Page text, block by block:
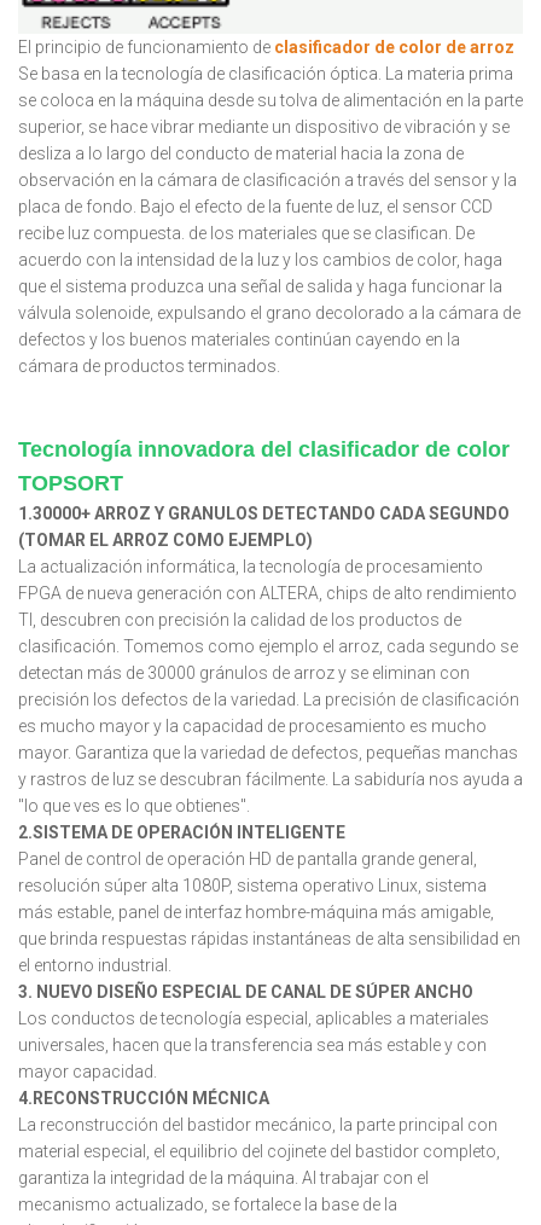
El principio de funcionamiento de clasificador de color de arroz
Se basa en la tecnología de clasificación óptica. La materia prima
se coloca en la máquina desde su tolva de alimentación en la parte
superior, se hace vibrar mediante un dispositivo de vibración y se
desliza a lo largo del conducto de material hacia la zona de
observación en la cámara de clasificación a través del sensor y la
placa de fondo. Bajo el efecto de la fuente de luz, el sensor CCD
recibe luz compuesta. de los materiales que se clasifican. De
acuerdo con la intensidad de la luz y los cambios de color, haga
que el sistema produzca una señal de salida y haga funcionar la
válvula solenoide, expulsando el grano decolorado a la cámara de
defectos y los buenos materiales continúan cayendo en la
cámara de productos terminados.
Tecnología innovadora del clasificador de color
TOPSORT
1.30000+ ARROZ Y GRANULOS DETECTANDO CADA SEGUNDO
(TOMAR EL ARROZ COMO EJEMPLO)
La actualización informática, la tecnología de procesamiento
FPGA de nueva generación con ALTERA, chips de alto rendimiento
TI, descubren con precisión la calidad de los productos de
clasificación. Tomemos como ejemplo el arroz, cada segundo se
detectan más de 30000 gránulos de arroz y se eliminan con
precisión los defectos de la variedad. La precisión de clasificación
es mucho mayor y la capacidad de procesamiento es mucho
mayor. Garantiza que la variedad de defectos, pequeñas manchas
y rastros de luz se descubran fácilmente. La sabiduría nos ayuda a
"lo que ves es lo que obtienes".
2.SISTEMA DE OPERACIÓN INTELIGENTE
Panel de control de operación HD de pantalla grande general,
resolución súper alta 1080P, sistema operativo Linux, sistema
más estable, panel de interfaz hombre-máquina más amigable,
que brinda respuestas rápidas instantáneas de alta sensibilidad en
el entorno industrial.
3. NUEVO DISEÑO ESPECIAL DE CANAL DE SÚPER ANCHO
Los conductos de tecnología especial, aplicables a materiales
universales, hacen que la transferencia sea más estable y con
mayor capacidad.
4.RECONSTRUCCIÓN MÉCNICA
La reconstrucción del bastidor mecánico, la parte principal con
material especial, el equilibrio del cojinete del bastidor completo,
garantiza la integridad de la máquina. Al trabajar con el
mecanismo actualizado, se fortalece la base de la